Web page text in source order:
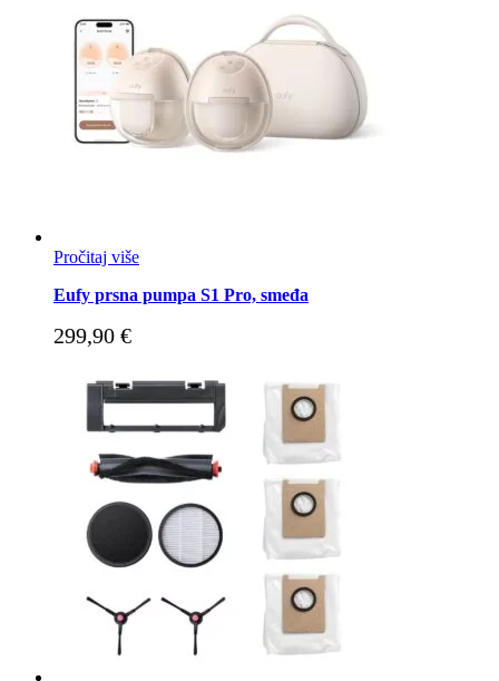
Pročitaj više
Eufy prsna pumpa S1 Pro, smeđa
299,90 €